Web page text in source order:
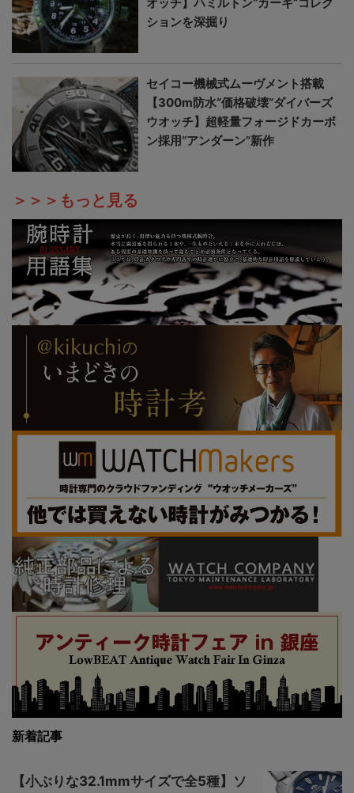
ションを深掘り
セイコー機械式ムーヴメント搭載
【300m防水“価格破壊”ダイバーズ
ウオッチ】超軽量フォージドカーボ
ン採用“アンダーン”新作
＞＞＞もっと見る
新着記事
【小ぶりな32.1mmサイズで全5種】ソ